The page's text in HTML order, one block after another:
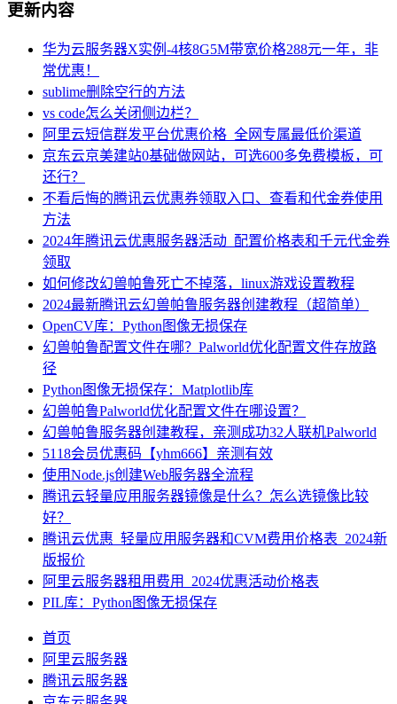
更新内容
华为云服务器X实例-4核8G5M带宽价格288元一年，非
常优惠！
sublime删除空行的方法
vs code怎么关闭侧边栏？
阿里云短信群发平台优惠价格_全网专属最低价渠道
京东云京美建站0基础做网站，可选600多免费模板，可
还行？
不看后悔的腾讯云优惠券领取入口、查看和代金券使用
方法
2024年腾讯云优惠服务器活动_配置价格表和千元代金券
领取
如何修改幻兽帕鲁死亡不掉落，linux游戏设置教程
2024最新腾讯云幻兽帕鲁服务器创建教程（超简单）
OpenCV库：Python图像无损保存
幻兽帕鲁配置文件在哪？Palworld优化配置文件存放路
径
Python图像无损保存：Matplotlib库
幻兽帕鲁Palworld优化配置文件在哪设置？
幻兽帕鲁服务器创建教程，亲测成功32人联机Palworld
5118会员优惠码【yhm666】亲测有效
使用Node.js创建Web服务器全流程
腾讯云轻量应用服务器镜像是什么？怎么选镜像比较
好？
腾讯云优惠_轻量应用服务器和CVM费用价格表_2024新
版报价
阿里云服务器租用费用_2024优惠活动价格表
PIL库：Python图像无损保存
首页
阿里云服务器
腾讯云服务器